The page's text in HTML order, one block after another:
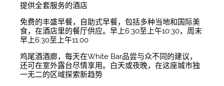
提供全套服务的酒店
免费的丰盛早餐，自助式早餐，包括多种当地和国际美
食，在酒店里的餐厅供应。早上6:30至上午10:30，周末
早上6:30至上午11:00
鸡尾酒酒廊，每天在White Bar品尝与众不同的建议，
还可在室外露台尽情享用。白天或夜晚，在这座城市独
一无二的区域探索新趋势